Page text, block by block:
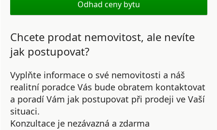
Odhad ceny bytu
Chcete prodat nemovitost, ale nevíte
jak postupovat?
Vyplňte informace o své nemovitosti a náš
realitní poradce Vás bude obratem kontaktovat
a poradí Vám jak postupovat při prodeji ve Vaší
situaci.
Konzultace je nezávazná a zdarma